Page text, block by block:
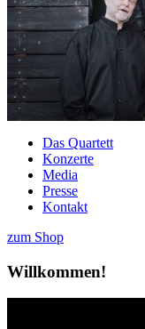
Das Quartett
Konzerte
Media
Presse
Kontakt
zum Shop
Willkommen!